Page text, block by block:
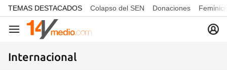
common.go-to-content
TEMAS DESTACADOS Colapso del SEN Donaciones
Navegación
Internacional